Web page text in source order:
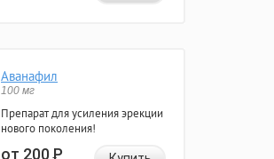
Аванафил
100 мг
Препарат для усиления эрекции
нового поколения!
от 200Р